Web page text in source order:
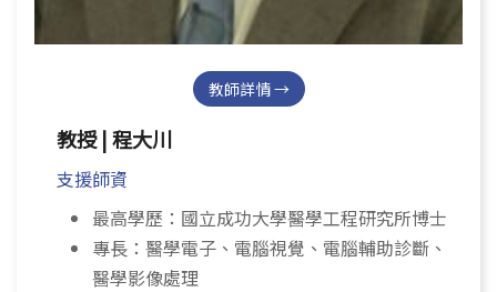
教師詳情 →
教授 | 程大川
支援師資
最高學歷：國立成功大學醫學工程研究所博士
專長：醫學電子、電腦視覺、電腦輔助診斷、
醫學影像處理